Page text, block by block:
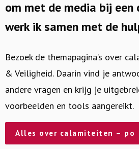
om met de media bij
werk ik samen met de
Bezoek de themapagina’s over
& Veiligheid. Daarin vind je
andere vragen en krijg je
voorbeelden en tools aangereikt.
Alles over calamiteiten – po